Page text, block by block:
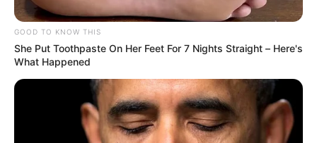
este 1 de marzo en Bogotá
GOOD TO KNOW THIS
She Put Toothpaste On Her Feet For 7 Nights Straight – Here's
What Happened